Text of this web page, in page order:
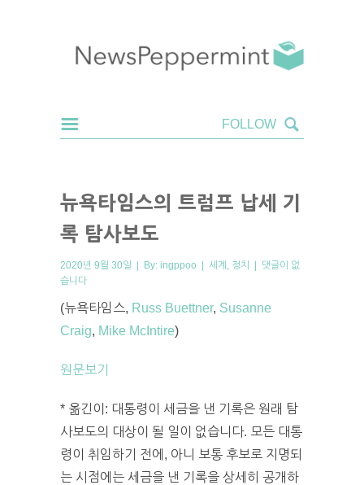
뉴욕타임스의 트럼프 납세 기
록 탐사보도
2020년 9월 30일 | By: ingppoo | 세계 정치 | 댓글이 없
습니다
(뉴욕타임스, Russ Buettner, Susanne
Craig, Mike McIntire)
원문보기
* 옮긴이: 대통령이 세금을 낸 기록은 원래 탐
사보도의 대상이 될 일이 없습니다. 모든 대통
령이 취임하기 전에, 아니 보통 후보로 지명되
는 시점에는 세금을 낸 기록을 상세히 공개하